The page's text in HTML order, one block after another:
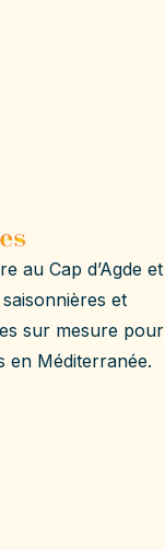
au Cap d’Agde et
et
sur mesure pour
en Méditerranée.